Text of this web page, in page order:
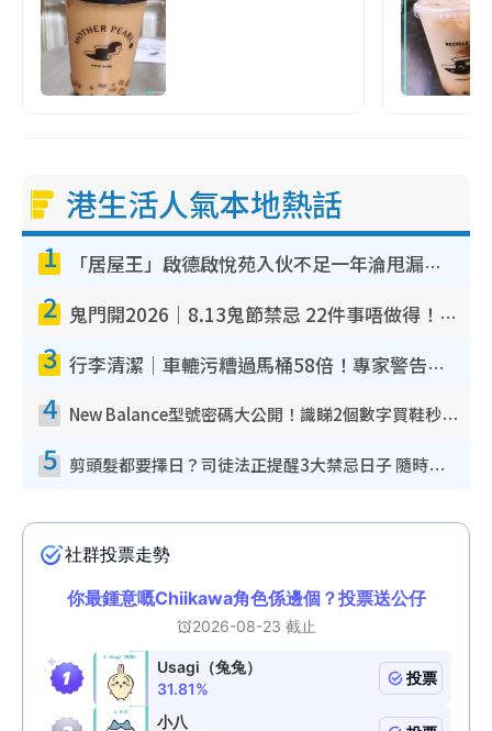
港生活人氣本地熱話
1 「居屋王」啟德啟悅苑入伙不足一年淪甩漏之王！插頭噴火花致大停電 多戶業主全屋家電報銷
2 鬼門開2026｜8.13鬼節禁忌 22件事唔做得！燒肉、刺身要少食？半夜勿吹口哨/打呢個電話
3 行李清潔｜車轆污糟過馬桶58倍！專家警告忌用酒精抹 教1招免污手除菌
4 New Balance型號密碼大公開！識睇2個數字買鞋秒知功能免中伏 附5大熱門鞋款
5 剪頭髮都要擇日？司徒法正提醒3大禁忌日子 隨時剪走財運！呢日剪髮恐「剪壽命」？